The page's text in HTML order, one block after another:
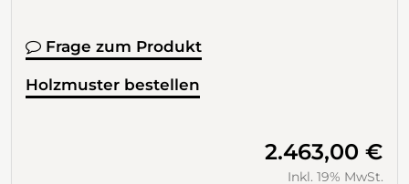
Frage zum Produkt
Holzmuster bestellen
2.463,00 €
Inkl. 19% MwSt.